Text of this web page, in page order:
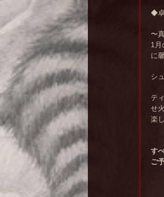
◆卓
〜
1月
に
シ
テ
せ
楽
す
ご